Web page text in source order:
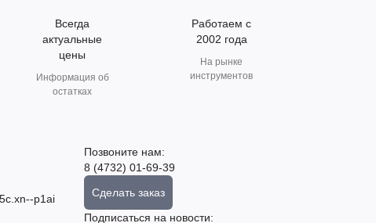
Всегда
актуальные
цены
Информация об
остатках
Работаем с
2002 года
На рынке
инструментов
p1ai
Позвоните нам:
8 (4732) 01-69-39
Сделать заказ
Подписаться на новости: